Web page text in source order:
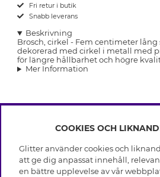
Fri retur i butik
Snabb leverans
Beskrivning
Brosch, cirkel - Fem centimeter lång
dekorerad med cirkel i metall med
för längre hållbarhet och högre
Mer Information
INFO
Leverans
Villkor
OM GLITTER
COOKIES OCH
Glitter använder cookies och
att ge dig anpassat innehåll,
en bättre upplevelse av vår